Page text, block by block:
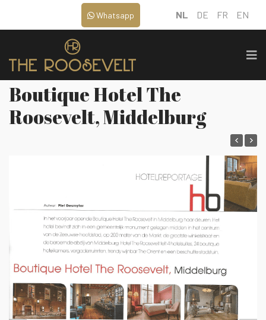
NL DE FR EN
Whatsapp
Boutique Hotel The
Roosevelt, Middelburg